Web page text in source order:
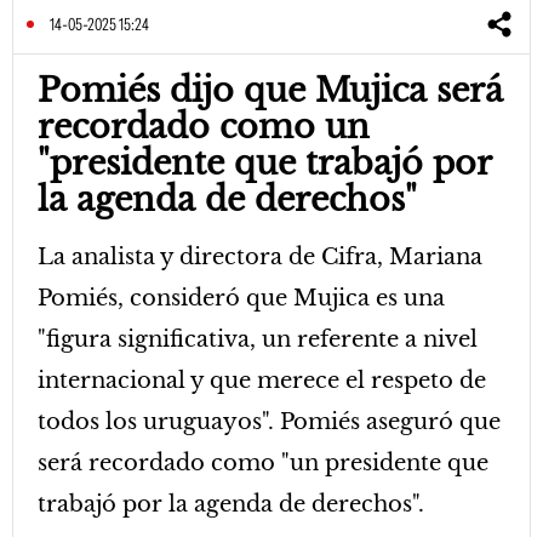
14-05-2025 15:24
Pomiés dijo que Mujica será
recordado como un
"presidente que trabajó por
la agenda de derechos"
La analista y directora de Cifra, Mariana
Pomiés, consideró que Mujica es una
"figura significativa, un referente a nivel
internacional y que merece el respeto de
todos los uruguayos". Pomiés aseguró que
será recordado como "un presidente que
trabajó por la agenda de derechos".